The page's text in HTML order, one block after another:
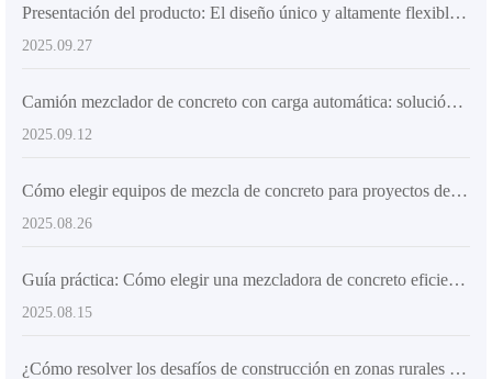
Presentación del producto: El diseño único y altamente flexible del camión mezclador AIMIX AS-2.6 impulsa la actualización de la construcción de concreto a nivel mundial
2025.09.27
Camión mezclador de concreto con carga automática: solución ideal para obras rurales y urbanas
2025.09.12
Cómo elegir equipos de mezcla de concreto para proyectos de construcción grandes y medianos: factores clave y guía de selección
2025.08.26
Guía práctica: Cómo elegir una mezcladora de concreto eficiente y flexible para satisfacer las necesidades de construcción en múltiples sitios
2025.08.15
¿Cómo resolver los desafíos de construcción en zonas rurales montañosas? Análisis del diseño del chasis articulado en camiones mezcladores